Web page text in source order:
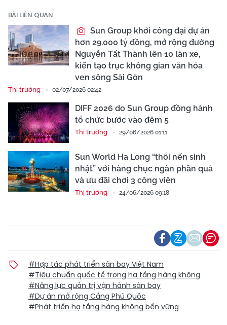
BÀI LIÊN QUAN
Sun Group khởi công đại dự án
hơn 29.000 tỷ đồng, mở rộng đường
Nguyễn Tất Thành lên 10 làn xe,
kiến tạo trục không gian văn hóa
ven sông Sài Gòn
Thị trường 02/07/2026 02:42
DIFF 2026 do Sun Group đồng hành
tổ chức bước vào đêm 5
Thị trường 29/06/2026 01:11
Sun World Ha Long “thổi nến sinh
nhật” với hàng chục ngàn phần quà
và ưu đãi chơi 3 công viên
Thị trường 24/06/2026 09:18
#Hợp tác phát triển sân bay Việt Nam
#Tiêu chuẩn quốc tế trong hạ tầng hàng không
#Năng lực quản trị vận hành sân bay
#Dự án mở rộng Cảng Phú Quốc
#Phát triển hạ tầng hàng không bền vững